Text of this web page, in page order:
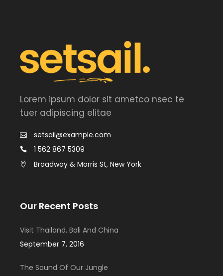
Lorem ipsum dolor sit ametco nsec te
tuer adipiscing elitae
setsail@example.com
1 562 867 5309
Broadway & Morris St, New York
Our Recent Posts
Visit Thailand, Bali And China
September 7, 2016
The Sound Of Our Jungle